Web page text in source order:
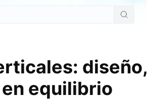
diseño,
equilibrio